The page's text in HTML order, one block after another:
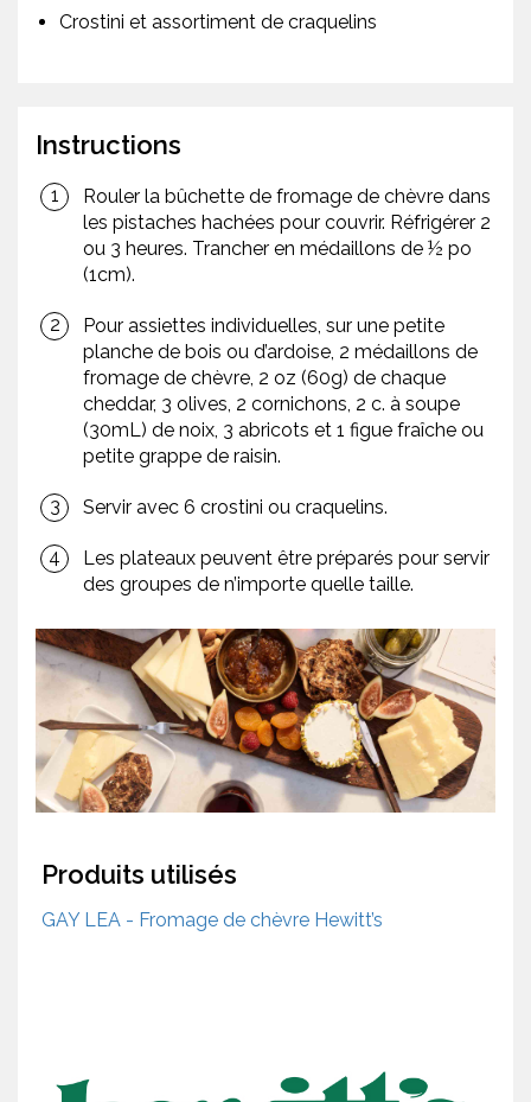
Crostini et assortiment de craquelins
Instructions
Rouler la bûchette de fromage de chèvre dans
les pistaches hachées pour couvrir. Réfrigérer 2
ou 3 heures. Trancher en médaillons de ½ po
(1cm).
Pour assiettes individuelles, sur une petite
planche de bois ou d’ardoise, 2 médaillons de
fromage de chèvre, 2 oz (60g) de chaque
cheddar, 3 olives, 2 cornichons, 2 c. à soupe
(30mL) de noix, 3 abricots et 1 figue fraîche ou
petite grappe de raisin.
Servir avec 6 crostini ou craquelins.
Les plateaux peuvent être préparés pour servir
des groupes de n’importe quelle taille.
Produits utilisés
GAY LEA - Fromage de chèvre Hewitt’s